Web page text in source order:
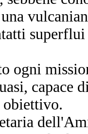
ogni
capace
obiettivo.